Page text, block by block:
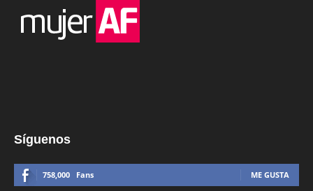
Síguenos
758,000 Fans ME GUSTA